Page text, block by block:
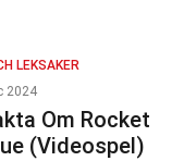
LEKSAKER
2024
Om Rocket
(Videospel)